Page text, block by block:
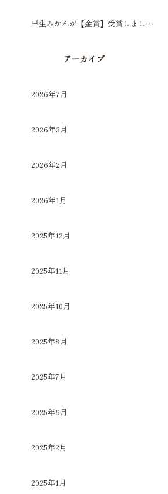
早生みかんが【金賞】受賞しました✨
アーカイブ
2026年7月
2026年3月
2026年2月
2026年1月
2025年12月
2025年11月
2025年10月
2025年8月
2025年7月
2025年6月
2025年2月
2025年1月